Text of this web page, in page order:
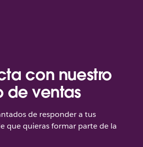
con nuestro
de ventas
de responder a tus
que quieras formar parte de la